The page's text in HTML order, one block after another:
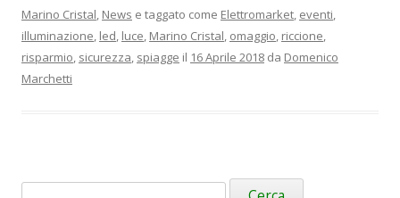
Marino Cristal, News e taggato come Elettromarket, eventi,
illuminazione, led, luce, Marino Cristal, omaggio, riccione,
risparmio, sicurezza, spiagge il 16 Aprile 2018 da Domenico
Marchetti
Ricerca